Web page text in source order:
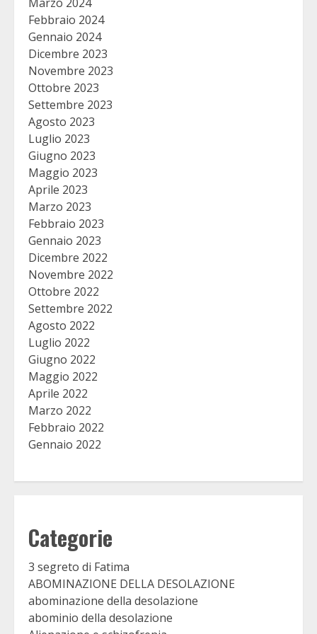
Febbraio 2024
Gennaio 2024
Dicembre 2023
Novembre 2023
Ottobre 2023
Settembre 2023
Agosto 2023
Luglio 2023
Giugno 2023
Maggio 2023
Aprile 2023
Marzo 2023
Febbraio 2023
Gennaio 2023
Dicembre 2022
Novembre 2022
Ottobre 2022
Settembre 2022
Agosto 2022
Luglio 2022
Giugno 2022
Maggio 2022
Aprile 2022
Marzo 2022
Febbraio 2022
Gennaio 2022
Categorie
3 segreto di Fatima
ABOMINAZIONE DELLA DESOLAZIONE
abominazione della desolazione
abominio della desolazione